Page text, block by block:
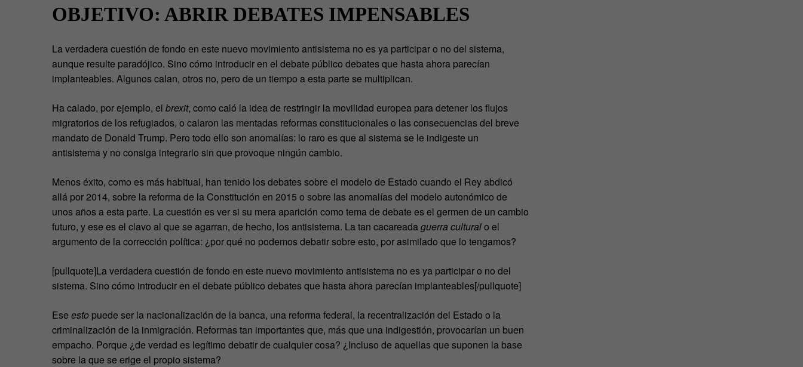
OBJETIVO: ABRIR DEBATES IMPENSABLES
La verdadera cuestión de fondo en este nuevo movimiento antisistema no es ya participar o no del sistema,
aunque resulte paradójico. Sino cómo introducir en el debate público debates que hasta ahora parecían
implanteables. Algunos calan, otros no, pero de un tiempo a esta parte se multiplican.
Ha calado, por ejemplo, el brexit, como caló la idea de restringir la movilidad europea para detener los flujos
migratorios de los refugiados, o calaron las mentadas reformas constitucionales o las consecuencias del breve
mandato de Donald Trump. Pero todo ello son anomalías: lo raro es que al sistema se le indigeste un
antisistema y no consiga integrarlo sin que provoque ningún cambio.
Menos éxito, como es más habitual, han tenido los debates sobre el modelo de Estado cuando el Rey abdicó
allá por 2014, sobre la reforma de la Constitución en 2015 o sobre las anomalías del modelo autonómico de
unos años a esta parte. La cuestión es ver si su mera aparición como tema de debate es el germen de un cambio
futuro, y ese es el clavo al que se agarran, de hecho, los antisistema. La tan cacareadaguerra culturalo el
argumento de la corrección política: ¿por qué no podemos debatir sobre esto, por asimilado que lo tengamos?
[pullquote]La verdadera cuestión de fondo en este nuevo movimiento antisistema no es ya participar o no del
sistema. Sino cómo introducir en el debate público debates que hasta ahora parecían implanteables[/pullquote]
Ese esto puede ser la nacionalización de la banca, una reforma federal, la recentralización del Estado o la
criminalización de la inmigración. Reformas tan importantes que, más que una indigestión, provocarían un buen
empacho. Porque ¿de verdad es legítimo debatir de cualquier cosa? ¿Incluso de aquellas que suponen la base
sobre la que se erige el propio sistema?